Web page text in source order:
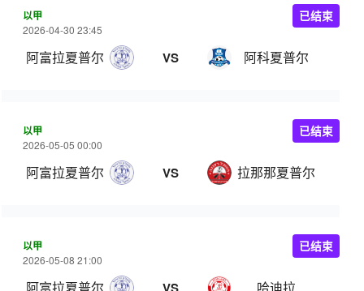
以甲
2026-04-30 23:45
阿富拉夏普尔 VS 阿科夏普尔
已结束
以甲
2026-05-05 00:00
阿富拉夏普尔 VS 拉那那夏普尔
已结束
以甲
2026-05-08 21:00
已结束